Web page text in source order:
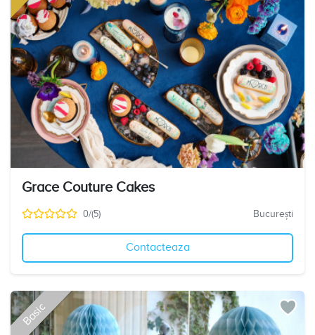
Grace Couture Cakes
0/(5) București
Contacteaza
Basic